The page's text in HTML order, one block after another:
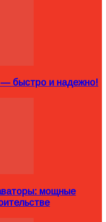
— быстро и надежно!
мощные